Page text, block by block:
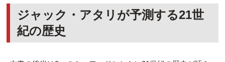
ジャック・アタリが予測する21世
紀の歴史